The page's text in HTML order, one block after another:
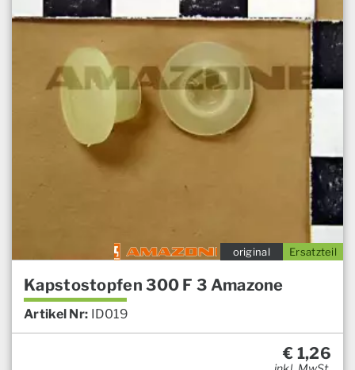
Ersatzteil
original
Kapstostopfen 300 F 3 Amazone
Artikel Nr: ID019
€ 1,26